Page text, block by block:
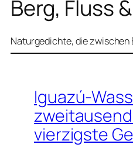
Berg, Fluss
Naturgedichte, die zwischen
Iguazú-
vierzigste